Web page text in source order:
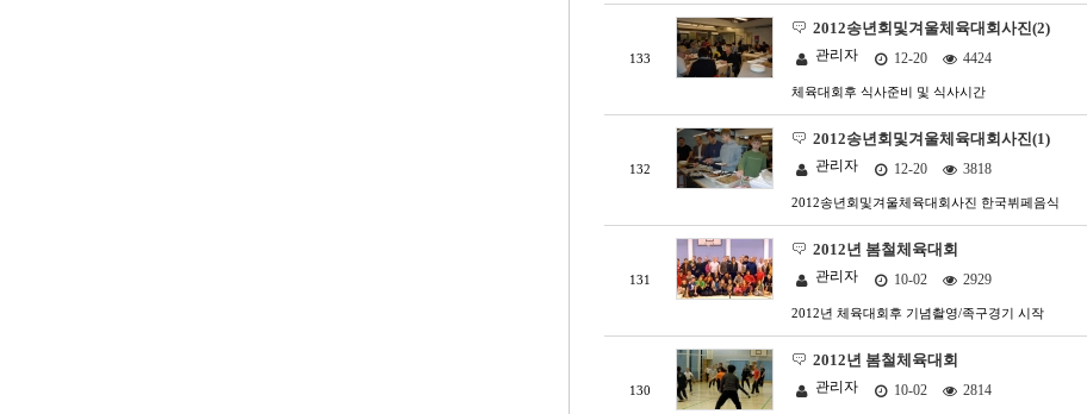
133
2012송년회및겨울체육대회사진(2)
관리자 12-20 4424
체육대회후 식사준비 및 식사시간
132
2012송년회및겨울체육대회사진(1)
관리자 12-20 3818
2012송년회및겨울체육대회사진 한국뷔페음식
131
2012년 봄철체육대회
관리자 10-02 2929
2012년 체육대회후 기념촬영/족구경기 시작
130
2012년 봄철체육대회
관리자 10-02 2814